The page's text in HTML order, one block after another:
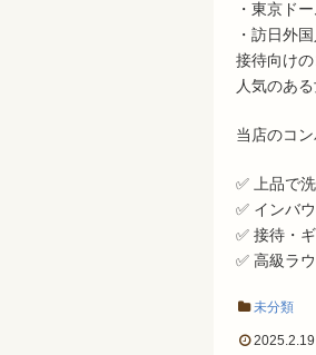
・東京ド
・訪日外
接待向け
人気のあ
当店のコ
✅ 上品で
✅ インバ
✅ 接待・
✅ 高級ラ
未分類
2025.2.19